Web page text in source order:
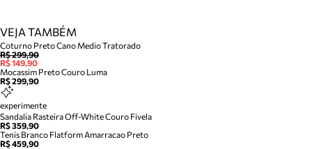
VEJA TAMBÉM
Coturno Preto Cano Medio Tratorado
R$ 299,90
R$ 149,90
Mocassim Preto Couro Luma
R$ 299,90
experimente
Sandalia Rasteira Off-White Couro Fivela
R$ 359,90
Tenis Branco Flatform Amarracao Preto
R$ 459,90